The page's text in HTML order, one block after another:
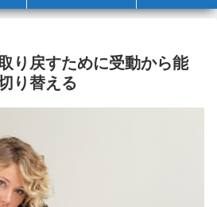
り戻すために受動から能
り替える